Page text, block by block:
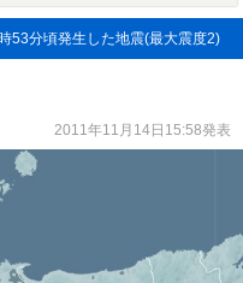
53分頃発生した地震(最大震度2)
2011年11月14日15:58発表